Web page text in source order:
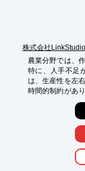
株式会社LinkStudio
農業分野では、
特に、人手不足
は、生産性を左
時間的制約があ
す。LinkBrain
よるコスト削減
【活用シーン】
・作業手順の標準